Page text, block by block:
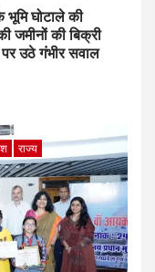
भूमि घोटाले की
जमीनों की बिक्री
उठे गंभीर सवाल
राज्य